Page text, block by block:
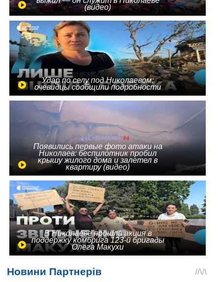
(видео)
Удар по селу под Николаевом:
очевидцы сообщили подробности
Появились первые фото атаки на
Николаев: беспилотник пробил
крышу жилого дома и залетел в
квартиру (видео)
В Николаеве прошла акция в
поддержку комбрига 123-й бригады
Олега Макухи